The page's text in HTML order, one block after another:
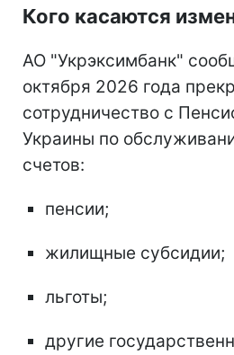
Кого касаются
АО "Укрэксимбанк"
октября 2026 года
сотрудничество с
Украины по
счетов:
пенсии;
жилищные субсидии;
льготы;
другие